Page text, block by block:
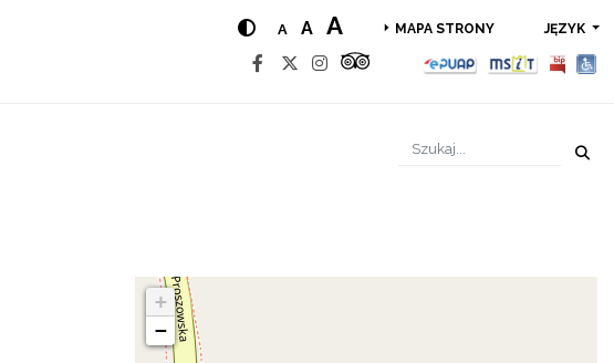
A A A MAPA STRONY JĘZYK
+
−